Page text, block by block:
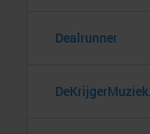
Dealrunner